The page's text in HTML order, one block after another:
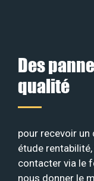
Des
qualité
pour recevoir
étude
contacter via le
nous donner le